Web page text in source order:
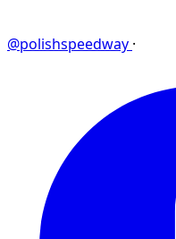
@polishspeedway ·